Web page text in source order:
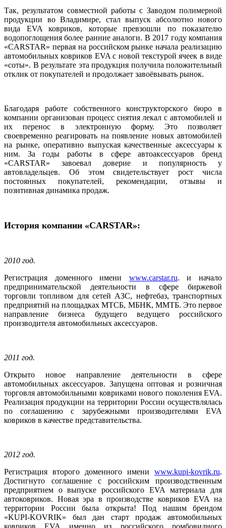
Так, результатом совместной работы с Заводом полимерной
продукции во Владимире, стал выпуск абсолютно нового
вида EVA ковриков, которые превзошли по показателю
водопоглощения более ранние аналоги. В 2017 году компания
«CARSTAR» первая на российском рынке начала реализацию
автомобильных ковриков EVA с новой текстурой ячеек в виде
«соты». В результате эта продукция получила положительный
отклик от покупателей и продолжает завоёвывать рынок.
Благодаря работе собственного конструкторского бюро в
компании организован процесс снятия лекал с автомобилей и
их перенос в электронную форму. Это позволяет
своевременно реагировать на появление новых автомобилей
на рынке, оперативно выпуская качественные аксессуары к
ним. За годы работы в сфере автоаксессуаров бренд
«CARSTAR» завоевал доверие и популярность у
автовладельцев. Об этом свидетельствует рост числа
постоянных покупателей, рекомендации, отзывы и
позитивная динамика продаж.
История компании «CARSTAR»:
2010 год.
Регистрация доменного имени www.carstar.ru. и начало
предпринимательской деятельности в сфере биржевой
торговли топливом для сетей АЗС, нефтебаз, транспортных
предприятий на площадках МТСБ, МБНК, ММТБ. Это первое
направление бизнеса будущего ведущего российского
производителя автомобильных аксессуаров.
2011 год.
Открыто новое направление деятельности в сфере
автомобильных аксессуаров. Запущена оптовая и розничная
торговля автомобильными ковриками нового поколения EVA.
Реализация продукции на территории России осуществлялась
по соглашению с зарубежными производителями EVA
ковриков в качестве представительства.
2012 год.
Регистрация второго доменного имени www.kupi-kovrik.ru.
Достигнуто соглашение с российским производственным
предприятием о выпуске российского EVA материала для
автоковриков. Новая эра в производстве ковриков EVA на
территории России была открыта! Под нашим брендом
«KUPI-KOVRIK» был дан старт продаж автомобильных
ковриков EVA именно из российского ромбовидного